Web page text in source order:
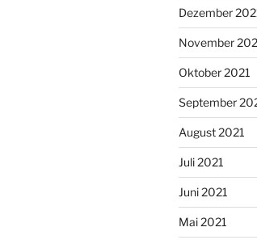
Dezember
November
Oktober 2021
September
August 2021
Juli 2021
Juni 2021
Mai 2021